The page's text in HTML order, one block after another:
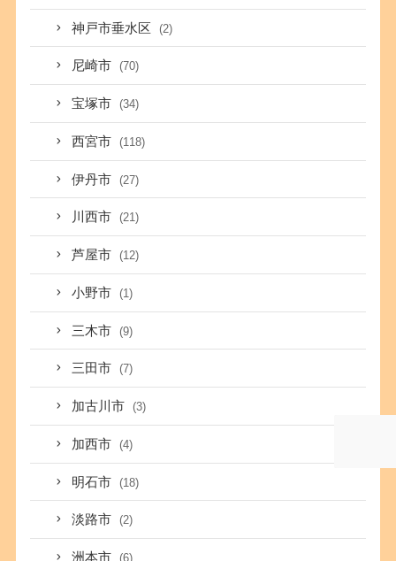
神戸市垂水区 (2)
尼崎市 (70)
宝塚市 (34)
西宮市 (118)
伊丹市 (27)
川西市 (21)
芦屋市 (12)
小野市 (1)
三木市 (9)
三田市 (7)
加古川市 (3)
加西市 (4)
明石市 (18)
淡路市 (2)
洲本市 (6)